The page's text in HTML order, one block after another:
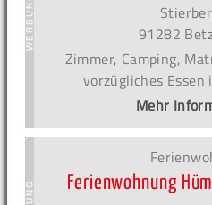
91282
Zimmer, Camping,
vorzügliches
Mehr
Ferienwohnung